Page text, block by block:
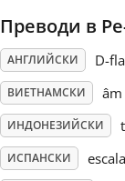
Polski
Português
Русский
Преводи в
АНГЛИЙСКИ D-
ВИЕТНАМСКИ âm
ИНДОНЕЗИЙСКИ
ИСПАНСКИ